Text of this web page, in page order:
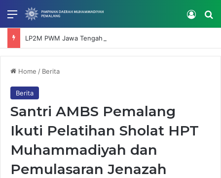
Menu Log In
Home / Berita
Berita
Santri AMBS Pemalang
Ikuti Pelatihan Sholat HPT
Muhammadiyah dan
Pemulasaran Jenazah